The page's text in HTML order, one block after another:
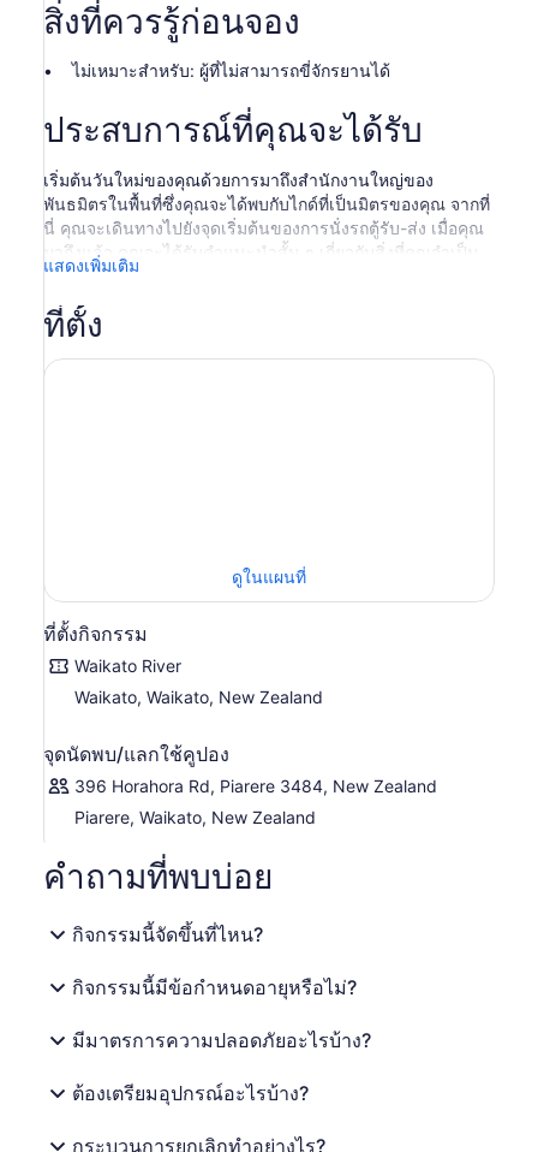
สิ่งที่ควรรู้ก่อนจอง
ไม่เหมาะสำหรับ: ผู้ที่ไม่สามารถขี่จักรยานได้
ประสบการณ์ที่คุณจะได้รับ
เริ่มต้นวันใหม่ของคุณด้วยการมาถึงสำนักงานใหญ่ของ
พันธมิตรในพื้นที่ซึ่งคุณจะได้พบกับไกด์ที่เป็นมิตรของคุณ จากที่
นี่ คุณจะเดินทางไปยังจุดเริ่มต้นของการนั่งรถตู้รับ-ส่ง เมื่อคุณ
มาถึงแล้ว คุณจะได้รับคำแนะนำสั้น ๆ เกี่ยวกับสิ่งที่คุณจำเป็น
ต้องรู้ระหว่างทาง คุณจะได้ผ่อนคลายไปกับไกด์มืออาชีพที่มี
คุณจะปั่นจักรยานเป็นระยะทางระหว่าง 12-14 กม. ไปตามทาง
ลูกรังที่สวยงาม ซึ่งผ่านพุ่มไม้พื้นเมืองและพื้นที่เพาะปลูกที่
แสดงเพิ่มเติม
ที่ตั้ง
ดูในแผนที่
ที่ตั้งกิจกรรม
Waikato River
Waikato, Waikato, New Zealand
จุดนัดพบ/แลกใช้คูปอง
396 Horahora Rd, Piarere 3484, New Zealand
Piarere, Waikato, New Zealand
คำถามที่พบบ่อย
กิจกรรมนี้จัดขึ้นที่ไหน?
กิจกรรมนี้มีข้อกำหนดอายุหรือไม่?
มีมาตรการความปลอดภัยอะไรบ้าง?
ต้องเตรียมอุปกรณ์อะไรบ้าง?
กระบวนการยกเลิกทำอย่างไร?